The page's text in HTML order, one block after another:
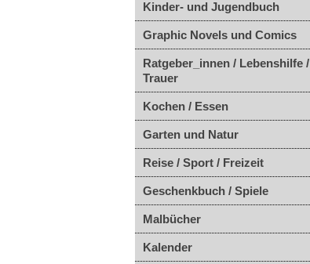
Kinder- und Jugendbuch
Graphic Novels und Comics
Ratgeber_innen / Lebenshilfe /
Trauer
Kochen / Essen
Garten und Natur
Reise / Sport / Freizeit
Geschenkbuch / Spiele
Malbücher
Kalender